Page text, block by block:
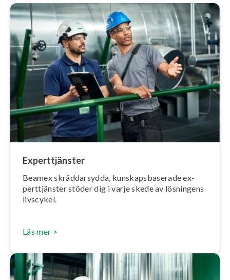
Ex­pert­tjäns­ter
Beamex skräd­dar­syd­da, kun­skaps­ba­se­ra­de ex­
pert­tjäns­ter stöder dig i varje skede av lösningens
livscykel.
Läs mer >